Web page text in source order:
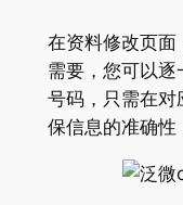
在资料修改页面
需要，您可以
号码，只需在对
保信息的准确性